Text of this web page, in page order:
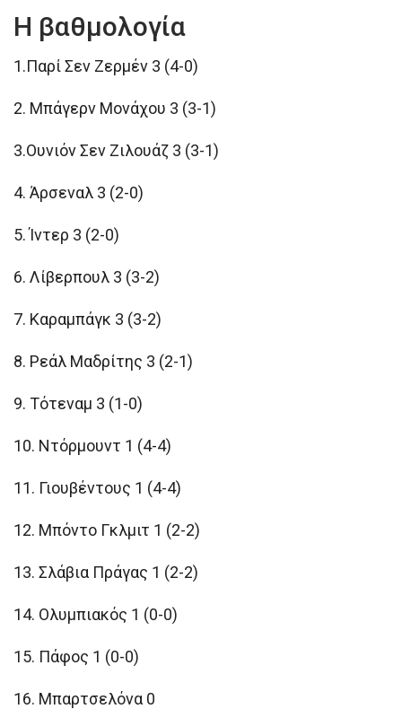
H βαθμολογία
1.Παρί Σεν Ζερμέν 3 (4-0)
2. Μπάγερν Μονάχου 3 (3-1)
3.Ουνιόν Σεν Ζιλουάζ 3 (3-1)
4. Άρσεναλ 3 (2-0)
5. Ίντερ 3 (2-0)
6. Λίβερπουλ 3 (3-2)
7. Καραμπάγκ 3 (3-2)
8. Ρεάλ Μαδρίτης 3 (2-1)
9. Τότεναμ 3 (1-0)
10. Ντόρμουντ 1 (4-4)
11. Γιουβέντους 1 (4-4)
12. Μπόντο Γκλμιτ 1 (2-2)
13. Σλάβια Πράγας 1 (2-2)
14. Ολυμπιακός 1 (0-0)
15. Πάφος 1 (0-0)
16. Μπαρτσελόνα 0